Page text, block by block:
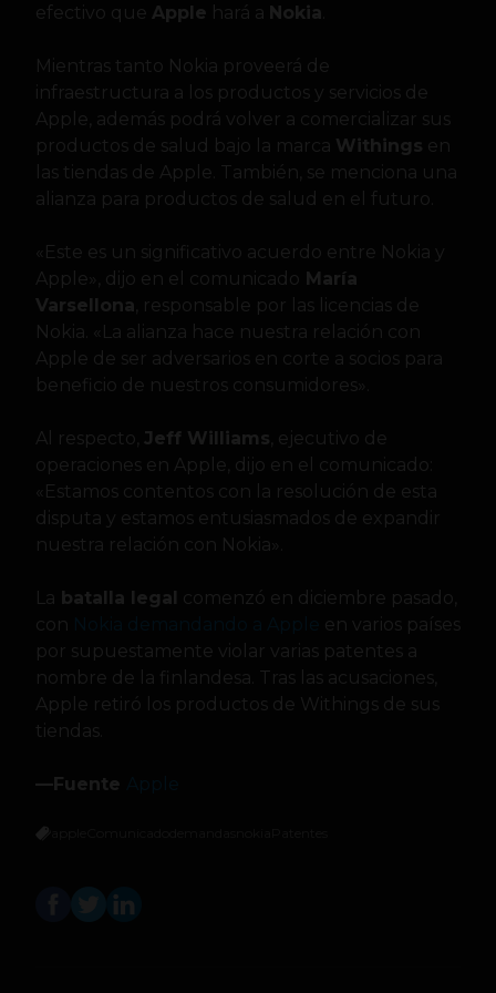
efectivo que Apple hará a Nokia
Mientras tanto Nokia proveerá de
infraestructura a los productos y servicios de
Apple, además podrá volver a comercializar sus
productos de salud bajo la marca Withings en
las tiendas de Apple. También, se menciona una
alianza para productos de salud en el futuro.
«Este es un significativo acuerdo entre Nokia y
Apple», dijo en el comunicado
María
Varsellona , responsable por las licencias de
Nokia. «La alianza hace nuestra relación con
Apple de ser adversarios en corte a socios para
beneficio de nuestros consumidores».
Al respecto, Jeff Williams , ejecutivo de
operaciones en Apple, dijo en el comunicado:
«Estamos contentos con la resolución de esta
disputa y estamos entusiasmados de expandir
nuestra relación con Nokia».
La batalla legal comenzó en diciembre pasado,
con
en varios países
por supuestamente violar varias patentes a
nombre de la finlandesa. Tras las acusaciones,
Apple retiró los productos de Withings de sus
tiendas.
—Fuente